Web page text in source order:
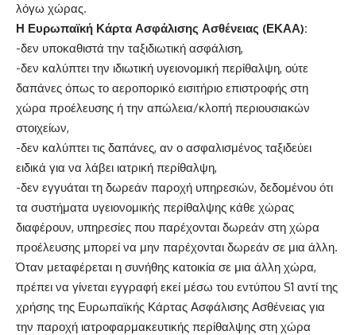
λόγω χώρας.
Η Ευρωπαϊκή Κάρτα Ασφάλισης Ασθένειας (ΕΚΑΑ):
-δεν υποκαθιστά την ταξιδιωτική ασφάλιση,
-δεν καλύπτει την ιδιωτική υγειονομική περίθαλψη, ούτε
δαπάνες όπως το αεροπορικό εισιτήριο επιστροφής στη
χώρα προέλευσης ή την απώλεια/κλοπή περιουσιακών
στοιχείων,
-δεν καλύπτει τις δαπάνες, αν ο ασφαλισμένος ταξιδεύει
ειδικά για να λάβει ιατρική περίθαλψη,
-δεν εγγυάται τη δωρεάν παροχή υπηρεσιών, δεδομένου ότι
τα συστήματα υγειονομικής περίθαλψης κάθε χώρας
διαφέρουν, υπηρεσίες που παρέχονται δωρεάν στη χώρα
προέλευσης μπορεί να μην παρέχονται δωρεάν σε μια άλλη.
Όταν μεταφέρεται η συνήθης κατοικία σε μια άλλη χώρα,
πρέπει να γίνεται εγγραφή εκεί μέσω του εντύπου S1 αντί της
χρήσης της Ευρωπαϊκής Κάρτας Ασφάλισης Ασθένειας για
την παροχή ιατροφαρμακευτικής περίθαλψης στη χώρα